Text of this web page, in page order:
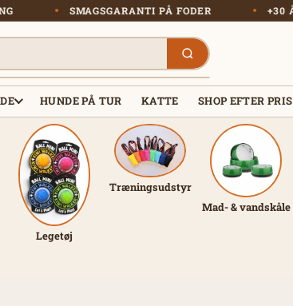
SMAGSGARANTI PÅ FODER
HUNDE PÅ TUR KATTE SHOP EFTER PRIS
Legetøj
Træningsudstyr
Mad- & vandskåle